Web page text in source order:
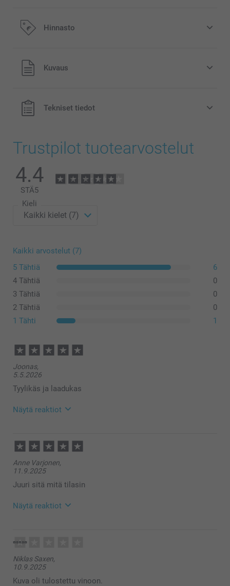
Hinnasto
Kaikki hinnat ovat euroina, sisältävät arvonlisäveron ja
eivät sisällä postikuluja.
Kuvaus
Tekniset tiedot
Trustpilot tuotearvostelut
4.4
STÄ5
Kieli
Kaikki arvostelut (7)
5 Tähtiä
6
4 Tähtiä
0
3 Tähtiä
0
2 Tähtiä
0
1 Tähti
1
Joonas,
5.5.2026
Tyylikäs ja laadukas
Näytä reaktiot
09:34
Hei Joonas,
Suuret kiitokset 5 tähdestä ja palautteesta,
arvostamme sitä suuresti. Kiva että pidät
taskumatista, se on käytännöllinen itselle tai kiva
Lämpimin kiitoksin,
Kirsi @smartphoto
Anne Varjonen,
11.9.2025
Juuri sitä mitä tilasin
Näytä reaktiot
Suuret kiitokset ⭐⭐⭐⭐⭐ tähdestä ja palautteesta,
arvostamme sitä suuresti. Kiva että pidät
taskumatista, toivottavasti siitä on käyttöä pitkäksi
Niklas Saxen,
10.9.2025
Kuva oli tulostettu vinoon.